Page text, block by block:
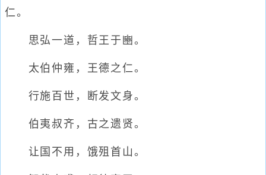
仁。
思弘一道，哲王于豳。
太伯仲雍，王德之仁。
行施百世，断发文身。
伯夷叔齐，古之遗贤。
让国不用，饿殂首山。